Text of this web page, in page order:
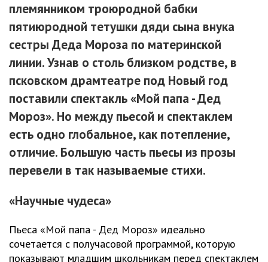
племянником троюродной бабки
пятиюродной тетушки дяди сына внука
сестры Деда Мороза по материнской
линии. Узнав о столь близком родстве, в
псковском драмтеатре под Новый год
поставили спектакль «Мой папа - Дед
Мороз». Но между пьесой и спектаклем
есть одно глобальное, как потепление,
отличие. Большую часть пьесы из прозы
перевели в так называемые стихи.
«Научные чудеса»
Пьеса «Мой папа - Дед Мороз» идеально
сочетается с получасовой программой, которую
показывают младшим школьникам перед спектаклем